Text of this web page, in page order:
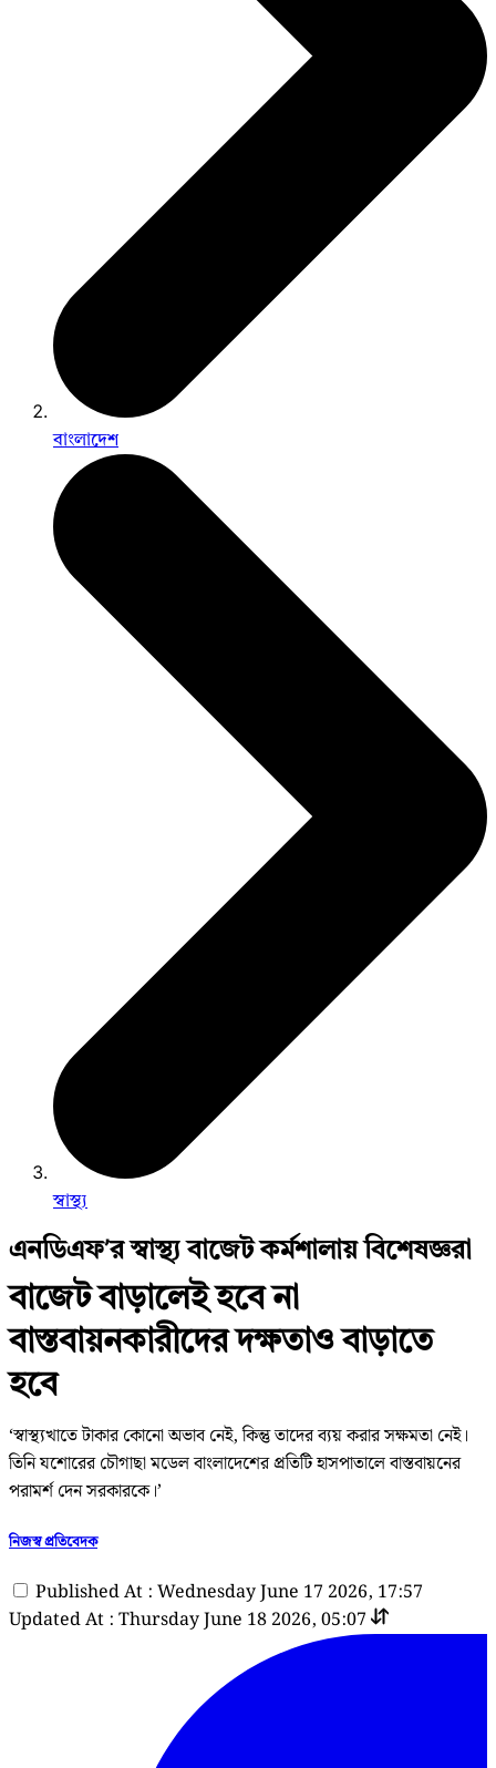
বাংলাদেশ
স্বাস্থ্য
এনডিএফ’র স্বাস্থ্য বাজেট কর্মশালায় বিশেষজ্ঞরা
বাজেট বাড়ালেই হবে না
বাস্তবায়নকারীদের দক্ষতাও বাড়াতে
হবে
‘স্বাস্থ্যখাতে টাকার কোনো অভাব নেই, কিন্তু তাদের ব্যয় করার সক্ষমতা নেই।
তিনি যশোরের চৌগাছা মডেল বাংলাদেশের প্রতিটি হাসপাতালে বাস্তবায়নের
পরামর্শ দেন সরকারকে।’
নিজস্ব প্রতিবেদক
Published At : Wednesday June 17 2026, 17:57
Updated At : Thursday June 18 2026, 05:07